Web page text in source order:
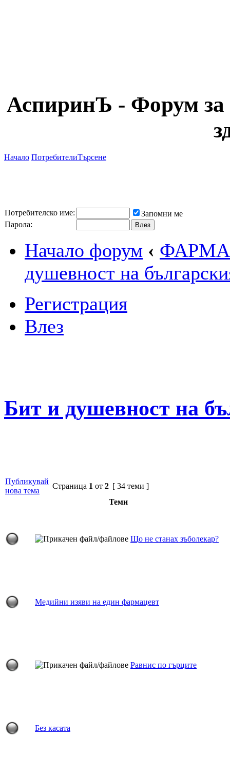
АспиринЪ - Форум за
Начало ПотребителиТърсене
Потребителско име:
Запомни ме
Парола:
Начало форум ‹
душевност на
Регистрация
Влез
Бит и душевност на
Публикувай
нова тема
Страница 1 от 2 [ 34 теми ]
Теми
Що не станах зъболекар?
Медийни изяви на един фармацевт
Равнис по гърците
Без касата